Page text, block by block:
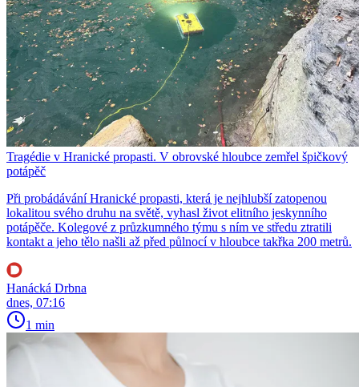
Tragédie v Hranické propasti. V obrovské hloubce zemřel špičkový
potápěč
Při probádávání Hranické propasti, která je nejhlubší zatopenou
lokalitou svého druhu na světě, vyhasl život elitního jeskynního
potápěče. Kolegové z průzkumného týmu s ním ve středu ztratili
kontakt a jeho tělo našli až před půlnocí v hloubce takřka 200 metrů.
Hanácká Drbna
dnes, 07:16
1 min